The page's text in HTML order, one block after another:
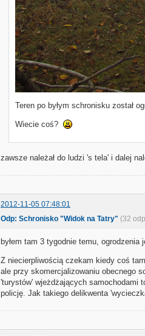
Teren po byłym schronisku został
Wiecie coś?
zawsze należał do ludzi 's tela' i dalej
2012-11-05 07:48:01
Odp: Schronisko "Widok na Tatry" (32
byłem tam 3 tygodnie temu,
Z niecierpliwością czekam kiedy coś
ale przy skomercjalizowaniu obecnego
'turystów' wjeżdżających samochodami
policję. Jak takiego delikwenta